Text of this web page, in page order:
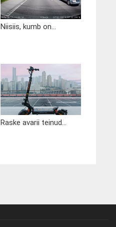
Niisiis, kumb on...
Raske avarii teinud...